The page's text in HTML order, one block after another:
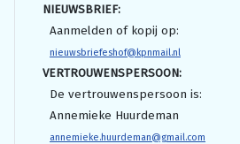
NIEUWSBRIEF:
Aanmelden of kopij op:
nieuwsbriefeshof@kpnmail.nl
VERTROUWENSPERSOON:
De vertrouwenspersoon is:
Annemieke Huurdeman
annemieke.huurdeman@gmail.com